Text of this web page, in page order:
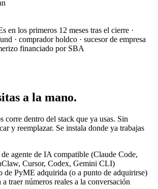
en los primeros 12 meses tras el cierre ·
· comprador holdco · sucesor de empresa
financiado por SBA
a la mano.
corre dentro del stack que ya usas. Sin
y reemplazar. Se instala donde ya trabajas
agente de IA compatible (Claude Code,
Cursor, Codex, Gemini CLI)
de PyME adquirida (o a punto de adquirirse)
traer números reales a la conversación